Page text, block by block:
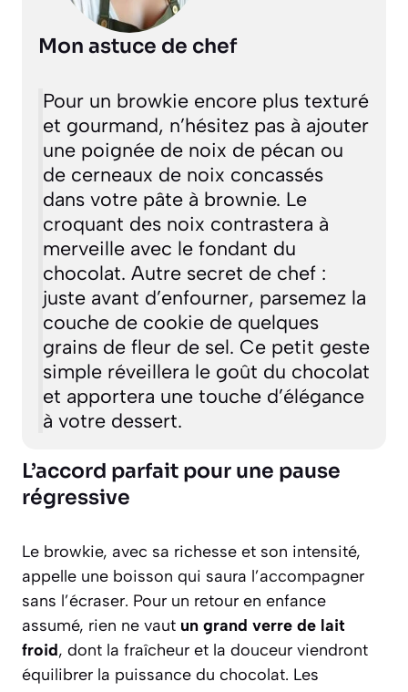
Mon astuce de chef
Pour un browkie encore plus texturé
et gourmand, n’hésitez pas à ajouter
une poignée de noix de pécan ou
de cerneaux de noix concassés
dans votre pâte à brownie. Le
croquant des noix contrastera à
merveille avec le fondant du
chocolat. Autre secret de chef :
juste avant d’enfourner, parsemez la
couche de cookie de quelques
grains de fleur de sel. Ce petit geste
simple réveillera le goût du chocolat
et apportera une touche d’élégance
à votre dessert.
L’accord parfait pour une pause
régressive
Le browkie, avec sa richesse et son intensité,
appelle une boisson qui saura l’accompagner
sans l’écraser. Pour un retour en enfance
assumé, rien ne vaut un grand verre de lait
froid, dont la fraîcheur et la douceur viendront
équilibrer la puissance du chocolat. Les